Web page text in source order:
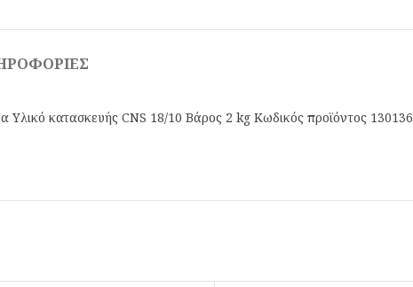
κατασκευής CNS 18/10 Βάρος 2 kg Κωδικός προϊόντος 130136